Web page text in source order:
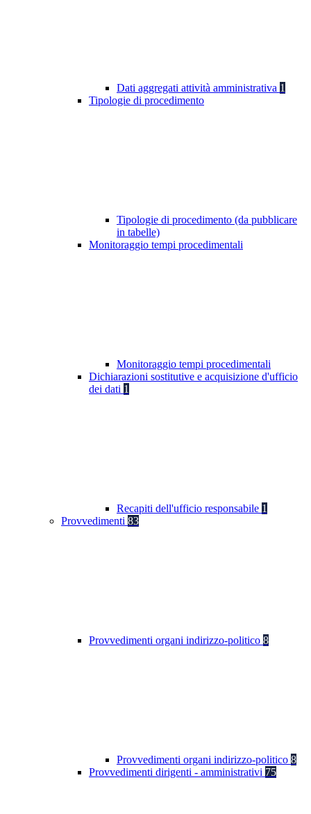
Dati aggregati attività amministrativa 1
Tipologie di procedimento
Tipologie di procedimento (da pubblicare
in tabelle)
Monitoraggio tempi procedimentali
Monitoraggio tempi procedimentali
Dichiarazioni sostitutive e acquisizione d'ufficio
dei dati 1
Recapiti dell'ufficio responsabile 1
Provvedimenti 83
Provvedimenti organi indirizzo-politico 8
Provvedimenti organi indirizzo-politico 8
Provvedimenti dirigenti - amministrativi 75